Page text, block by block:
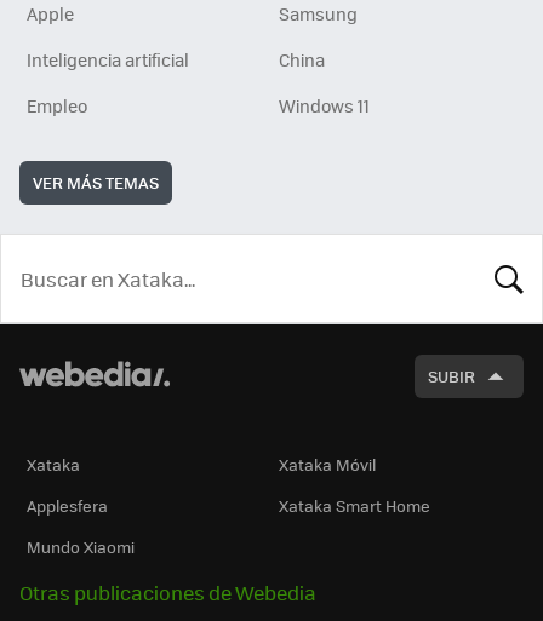
Apple
Samsung
Inteligencia artificial
China
Empleo
Windows 11
VER MÁS TEMAS
SUBIR
Xataka
Xataka Móvil
Applesfera
Xataka Smart Home
Mundo Xiaomi
Otras publicaciones de Webedia